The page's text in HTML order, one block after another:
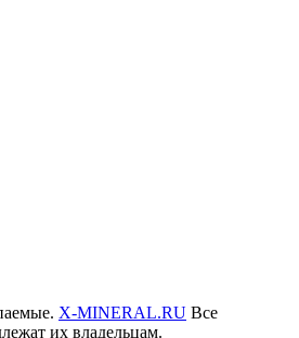
X-MINERAL.RU Все
их владельцам.